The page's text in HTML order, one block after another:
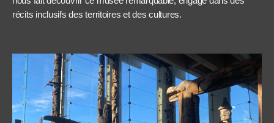
récits inclusifs des territoires et des cultures.